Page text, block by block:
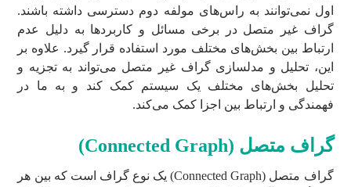
اول نمی‌توانند به راس‌های مولفه دوم دسترسی داشته باشند.
گراف غیر متصل در برخی مسائل و کاربردها به دلیل عدم
ارتباط بین بخش‌های مختلف مورد استفاده قرار گیرد. علاوه بر
این، تحلیل و مدلسازی گراف غیر متصل می‌تواند به تجزیه و
تحلیل بخش‌های مختلف یک سیستم کمک کند و به ما در
فهمندگی و ارتباط بین اجزا کمک می‌کند.
گراف متصل (Connected Graph
)
گراف متصل (Connected Graph) یک نوع گراف است که بین هر